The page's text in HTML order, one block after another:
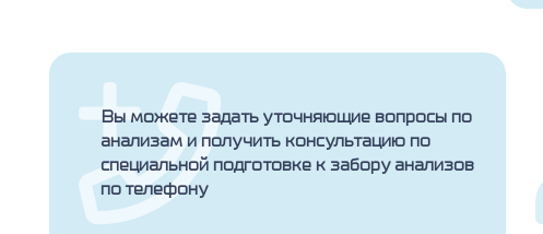
Вы можете задать уточняющие вопросы по
анализам и получить консультацию по
специальной подготовке к забору анализов
по телефону